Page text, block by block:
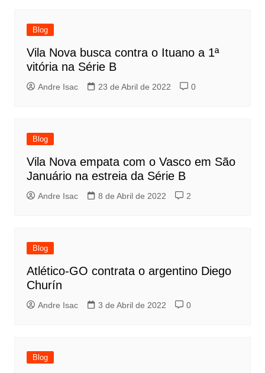
Blog
Vila Nova busca contra o Ituano a 1ª
vitória na Série B
Andre Isac 23 de Abril de 2022 0
Blog
Vila Nova empata com o Vasco em São
Januário na estreia da Série B
Andre Isac 8 de Abril de 2022 2
Blog
Atlético-GO contrata o argentino Diego
Churín
Andre Isac 3 de Abril de 2022 0
Blog